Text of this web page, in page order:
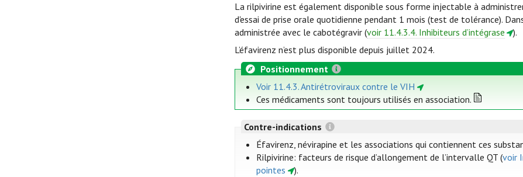
La rilpivirine est également disponible sous forme injectable à
d'essai de prise orale quotidienne pendant 1 mois (test de tolérance).
administrée avec le cabotégravir (voir 11.4.3.4. Inhibiteurs d’intégrase
).
L’éfavirenz n’est plus disponible depuis juillet 2024.
Positionnement
Voir 11.4.3. Antirétroviraux contre le VIH
Ces médicaments sont toujours utilisés en association.
Contre-indications
Éfavirenz, névirapine et les associations qui contiennent ces
Rilpivirine: facteurs de risque d’allongement de l’intervalle QT (voir
pointes
).